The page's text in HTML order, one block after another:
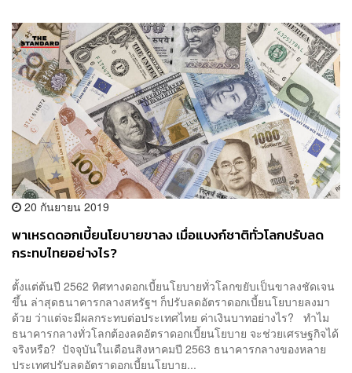
20 กันยายน 2019
พาเหรดดอกเบี้ยนโยบายขาลง เมื่อแบงก์ชาติทั่วโลกปรับลด
กระทบไทยอย่างไร?
ตั้งแต่ต้นปี 2562 ทิศทางดอกเบี้ยนโยบายทั่วโลกขยับเป็นขาลงชัดเจน
ขึ้น ล่าสุดธนาคารกลางสหรัฐฯ ก็ปรับลดอัตราดอกเบี้ยนโยบายลงมา
ด้วย ว่าแต่จะมีผลกระทบต่อประเทศไทย ค่าเงินบาทอย่างไร? ทำไม
ธนาคารกลางทั่วโลกต้องลดอัตราดอกเบี้ยนโยบาย จะช่วยเศรษฐกิจได้
จริงหรือ? ปัจจุบันในเดือนสิงหาคมปี 2563 ธนาคารกลางของหลาย
ประเทศปรับลดอัตราดอกเบี้ยนโยบาย...